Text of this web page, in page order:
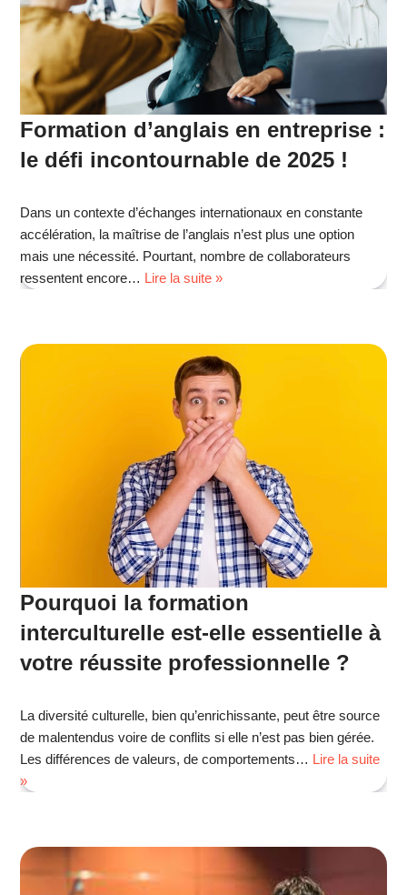
Formation d’anglais en entreprise :
le défi incontournable de 2025 !
Dans un contexte d’échanges internationaux en constante
accélération, la maîtrise de l’anglais n’est plus une option
mais une nécessité. Pourtant, nombre de collaborateurs
ressentent encore… Lire la suite »
Pourquoi la formation
interculturelle est-elle essentielle à
votre réussite professionnelle ?
La diversité culturelle, bien qu’enrichissante, peut être source
de malentendus voire de conflits si elle n’est pas bien gérée.
Les différences de valeurs, de comportements… Lire la suite
»